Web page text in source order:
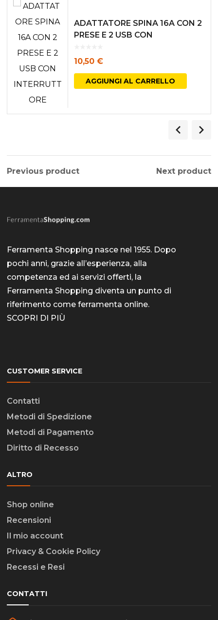
ADATTATORE SPINA 16A CON 2
PRESE E 2 USB CON
10,50 €
AGGIUNGI AL CARRELLO
Previous product Next product
Ferramenta Shopping nasce nel 1955. Dopo
pochi anni, grazie all’esperienza, alla
competenza ed ai servizi offerti, la
Ferramenta Shopping diventa un punto di
riferimento come ferramenta online.
SCOPRI DI PIÙ
CUSTOMER SERVICE
Contatti
Metodi di Spedizione
Metodi di Pagamento
Diritto di Recesso
ALTRO
Shop online
Recensioni
Il mio account
Privacy & Cookie Policy
Recessi e Resi
CONTATTI